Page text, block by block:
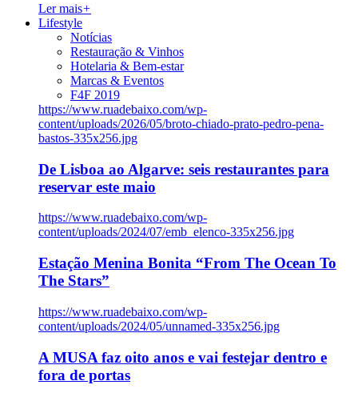
Ler mais+
Lifestyle
Notícias
Restauração & Vinhos
Hotelaria & Bem-estar
Marcas & Eventos
F4F 2019
https://www.ruadebaixo.com/wp-
content/uploads/2026/05/broto-chiado-prato-pedro-pena-
bastos-335x256.jpg
De Lisboa ao Algarve: seis restaurantes para
reservar este maio
https://www.ruadebaixo.com/wp-
content/uploads/2024/07/emb_elenco-335x256.jpg
Estação Menina Bonita “From The Ocean To
The Stars”
https://www.ruadebaixo.com/wp-
content/uploads/2024/05/unnamed-335x256.jpg
A MUSA faz oito anos e vai festejar dentro e
fora de portas